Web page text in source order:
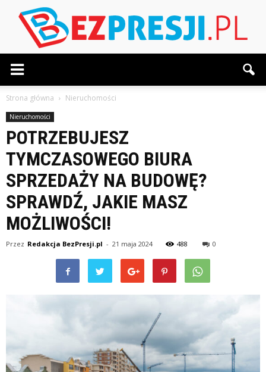
Strona główna Nieruchomości
Nieruchomości
POTRZEBUJESZ
TYMCZASOWEGO BIURA
SPRZEDAŻY NA BUDOWĘ?
SPRAWDŹ, JAKIE MASZ
MOŻLIWOŚCI!
Przez Redakcja BezPresji.pl - 21 maja 2024 488 0